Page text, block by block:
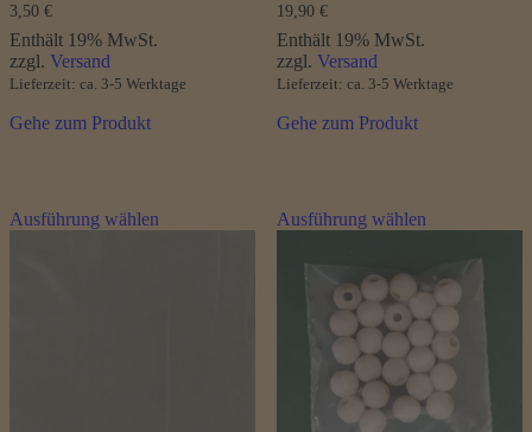
3,50 €
Enthält 19% MwSt.
zzgl. Versand
Lieferzeit: ca. 3-5 Werktage
Gehe zum Produkt
19,90 €
Enthält 19% MwSt.
zzgl. Versand
Lieferzeit: ca. 3-5 Werktage
Gehe zum Produkt
Ausführung wählenProdukt
Ausführung wählenProdukt
mehrere
Varianten
auf.
Die
Optionen
können
auf
der